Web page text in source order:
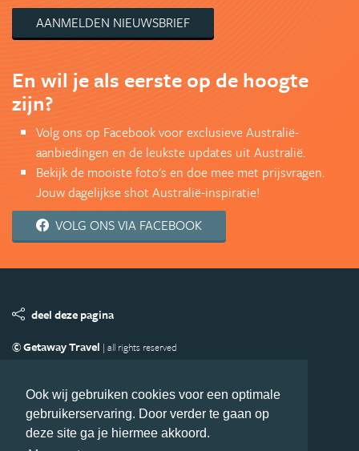
Ook wij gebruiken cookies voor een optimale
gebruikerservaring. Door verder te gaan op
deze site ga je hiermee akkoord.
AANMELDEN NIEUWSBRIEF
En wil je als eerste op de hoogte
zijn?
Volg ons op Facebook voor exclusieve Australië-
aanbiedingen en de leukste updates uit Australië.
Bekijk de mooiste foto's en doe mee met prijsvragen.
Jouw dagelijkse shot Australië-inspiratie!
VOLG ONS VIA FACEBOOK
deel deze pagina
© Getaway Travel | all rights reserved
Copyright
Privacy statement Disclaimer
Cookies
Volg Australie.nl
Nieuwsbrief
Facebook